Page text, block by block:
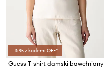
-15% z kodem: OFF*
Guess T-shirt damski bawełniany